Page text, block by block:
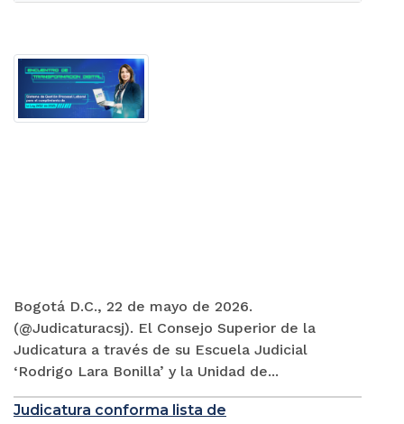
Bogotá D.C., 22 de mayo de 2026.
(@Judicaturacsj). El Consejo Superior de la
Judicatura a través de su Escuela Judicial
‘Rodrigo Lara Bonilla’ y la Unidad de...
Judicatura conforma lista de